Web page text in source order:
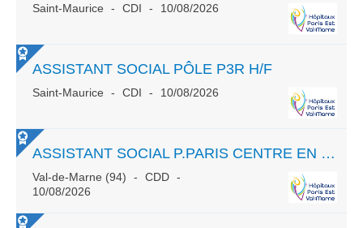
Saint-Maurice CDI 10/08/2026
ASSISTANT SOCIAL PÔLE P3R H/F
Saint-Maurice CDI 10/08/2026
ASSISTANT SOCIAL P.PARIS CENTRE EN INTRA.CMP TURBIGO H.F
Val-de-Marne (94)
CDD
10/08/2026